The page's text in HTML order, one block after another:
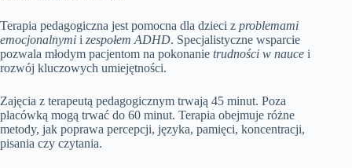
Terapia pedagogiczna jest pomocna dla dzieci z problemami
emocjonalnymi i zespołem ADHD. Specjalistyczne wsparcie
pozwala młodym pacjentom na pokonanie trudności w nauce i
rozwój kluczowych umiejętności.
Zajęcia z terapeutą pedagogicznym trwają 45 minut. Poza
placówką mogą trwać do 60 minut. Terapia obejmuje różne
metody, jak poprawa percepcji, języka, pamięci, koncentracji,
pisania czy czytania.